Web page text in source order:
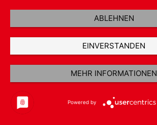
ABLEHNEN
EINVERSTANDEN
MEHR INFORMATIONEN
Powered by